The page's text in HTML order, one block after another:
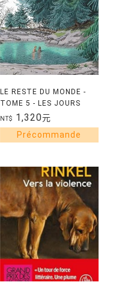
LE RESTE DU MONDE -
TOME 5 - LES JOURS
HEUREUX
NT$ 1,320元